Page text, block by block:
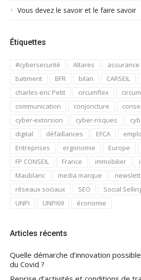
Vous devez le savoir et le faire savoir
Étiquettes
#cybersecurité Altares assurance
batiment
BFR bilan CARSEIL
charles-eric Petit
circumflex
communication
conjoncture
cyber-extorsion
cyber-risques
digital
défaillances EFCA
Entreprises
ergonomie Europe
FP CONSEIL
France immobilier
Maublanc
media marque
réseaux sociaux
SEO Social
UNPI
UNPI69 économie
Articles récents
Quelle démarche d’innovation
du Covid ?